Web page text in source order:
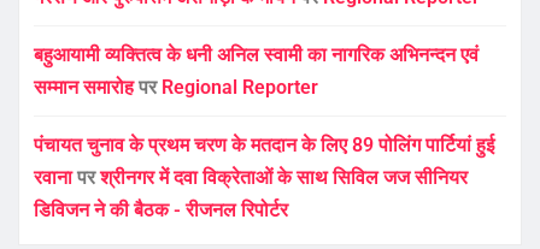
बहुआयामी व्यक्तित्व के धनी अनिल स्वामी का नागरिक अभिनन्दन एवं
सम्मान समारोहपर Regional Reporter
पंचायत चुनाव के प्रथम चरण के मतदान के लिए 89 पोलिंग पार्टियां हुई
रवानापरश्रीनगर में दवा विक्रेताओं के साथ सिविल जज सीनियर
डिविजन ने की बैठक - रीजनल रिपोर्टर